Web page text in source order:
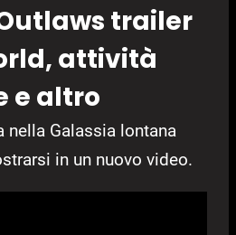
trailer
attività
e altro
nella Galassia lontana
in un nuovo video.